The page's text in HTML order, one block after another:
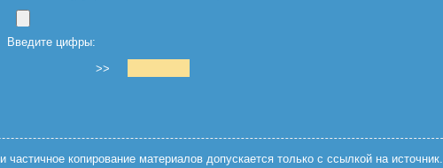
Введите цифры:
>>
копирование материалов допускается только с ссылкой на источник.